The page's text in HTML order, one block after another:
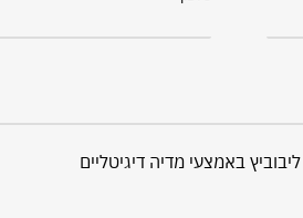
באמצעי מדיה דיגיטליים